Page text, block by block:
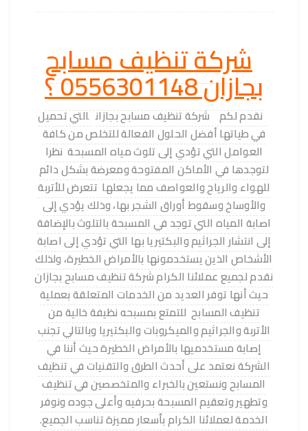
شركة تنظيف مسابح
بجازان 0556301148 ؟
نقدم لكم شركة تنظيف مسابح بجازان التي تحميل
في طياتها أفضل الحلول الفعالة للتخلص من كافة
العوامل التي تؤدي إلى تلوث مياه المسبحة نظرا
لتوجدها في الأماكن المفتوحة ومعرضة بشكل دائم
للهواء والرياح والعواصف مما يجعلها تتعرض للأتربة
والأوساخ وسقوط أوراق الشجر بها، وذلك يؤدي إلى
اصابة المياه التي توجد في المسبحة بالتلوث بالإضافة
إلى انتشار الجراثيم والبكتيريا بها التي تؤدي إلى اصابة
الأشخاص الذين يستخدمونها بالأمراض الخطيرة، ولذلك
نقدم لجميع عملائنا الكرام شركة تنظيف مسابح بجازان
حيث أنها توفر العديد من الخدمات المتعلقة بعملية
تنظيف المسابح للتمتع بمسبحه نظيفة خالية من
الأتربة والجراثيم والميكروبات والبكتيريا وبالتالي تجنب
إصابة مستخدميها بالأمراض الخطيرة حيث أننا في
الشركة نعتمد على أحدث الطرق والتقنيات في تنظيف
المسابح ونستعين بالخبراء والمتخصصين في تنظيف
وتطهير وتعقيم المسبحة بحرفيه وأعلى جوده ونوفر
الخدمة لعملائنا الكرام بأسعار مميزة تناسب الجميع.